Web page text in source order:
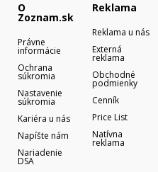
O
Zoznam.sk
Právne
informácie
Ochrana
súkromia
Nastavenie
súkromia
Kariéra u nás
Napíšte nám
Nariadenie
DSA
Reklama
Reklama u nás
Externá
reklama
Obchodné
podmienky
Cenník
Price List
Natívna
reklama